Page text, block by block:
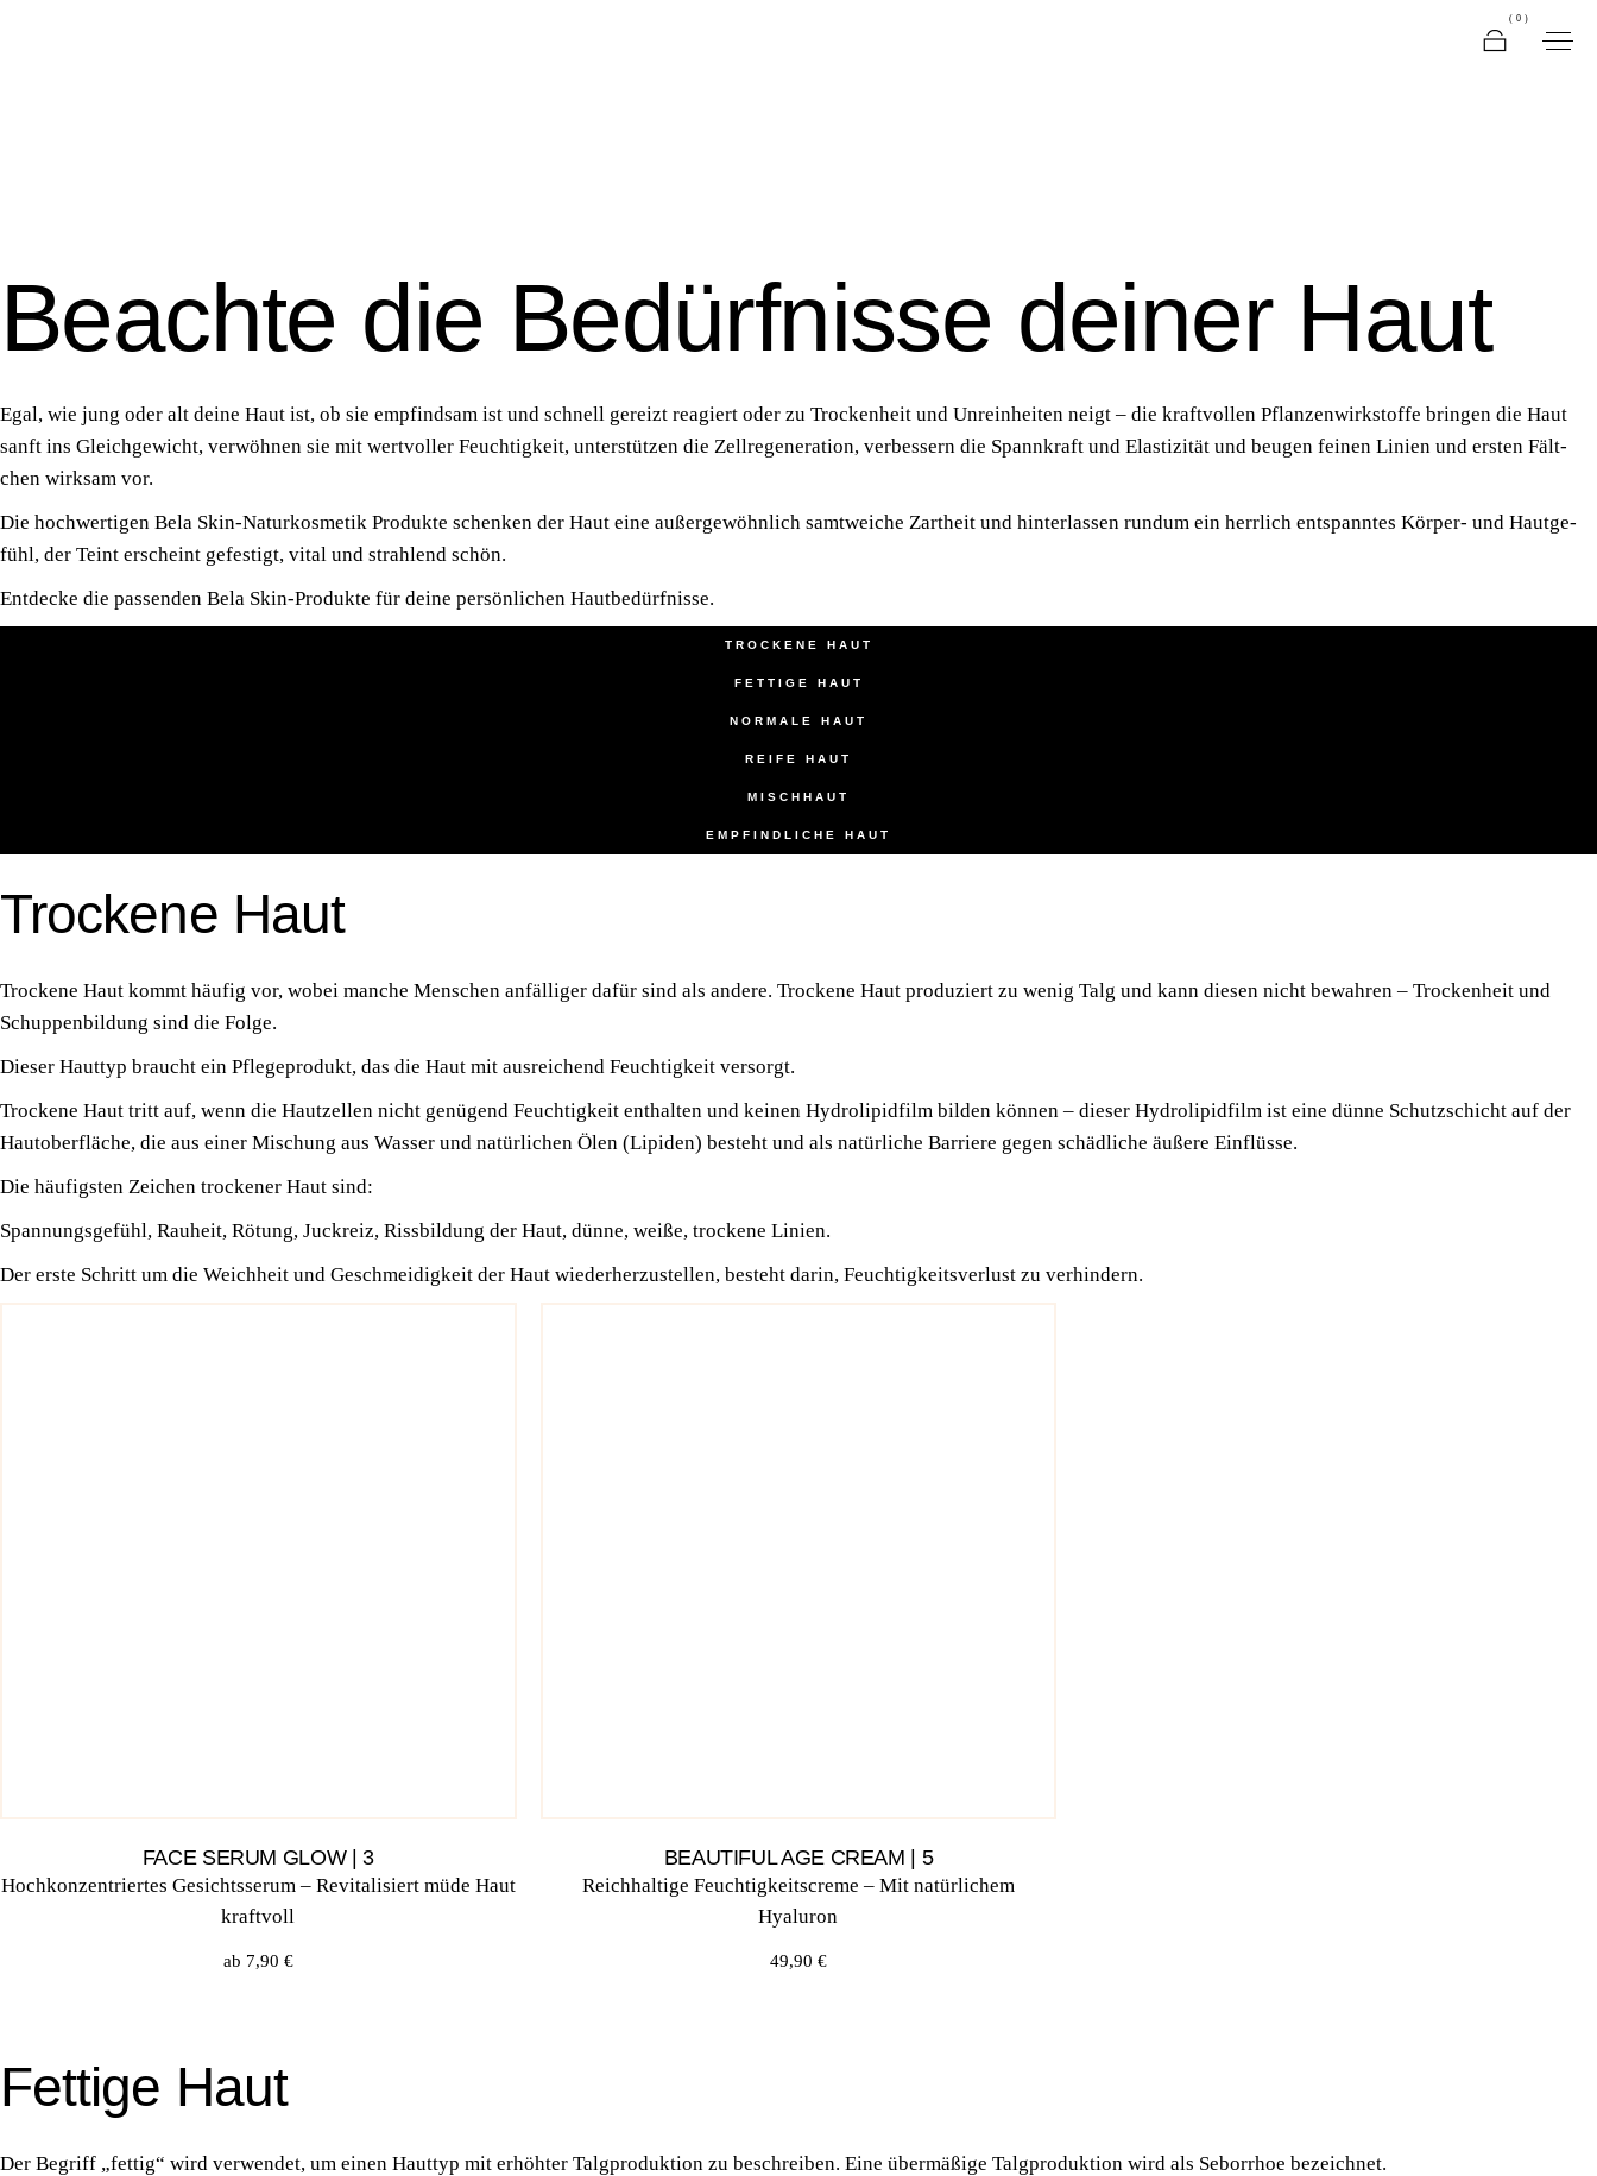
(0)
Beachte die Bedürfnisse deiner Haut
Egal, wie jung oder alt dei­ne Haut ist, ob sie emp­find­sam ist und schnell gereizt reagiert oder zu Tro­cken­heit und Unrein­hei­ten neigt – die kraft­vol­len Pflan­zen­wirk­stof­fe brin­gen die Haut
sanft ins Gleich­ge­wicht, ver­wöh­nen sie mit wert­vol­ler Feuch­tig­keit, unter­stüt­zen die Zell­re­ge­ne­ra­ti­on, ver­bes­sern die Spann­kraft und Elas­ti­zi­tät und beu­gen fei­nen Lini­en und ers­ten Fält­
chen wirk­sam vor.
Die hoch­wer­ti­gen Bela Skin-Natur­kos­me­tik Pro­duk­te schen­ken der Haut eine außer­ge­wöhn­lich samt­wei­che Zart­heit und hin­ter­las­sen rund­um ein herr­lich ent­spann­tes Kör­per- und Haut­ge­
fühl, der Teint erscheint gefes­tigt, vital und strah­lend schön.
Ent­de­cke die pas­sen­den Bela Skin-Pro­duk­te für dei­ne per­sön­li­chen Hautbedürfnisse.
TRO­CKE­NE HAUT
FET­TI­GE HAUT
NOR­MA­LE HAUT
REI­FE HAUT
MISCH­HAUT
EMP­FIND­LI­CHE HAUT
Trockene Haut
Tro­cke­ne Haut kommt häu­fig vor, wobei man­che Men­schen anfäl­li­ger dafür sind als ande­re. Tro­cke­ne Haut pro­du­ziert zu wenig Talg und kann die­sen nicht bewah­ren – Tro­cken­heit und
Schup­pen­bil­dung sind die Folge.
Die­ser Haut­typ braucht ein Pfle­ge­pro­dukt, das die Haut mit aus­rei­chend Feuch­tig­keit versorgt.
Tro­cke­ne Haut tritt auf, wenn die Haut­zel­len nicht genü­gend Feuch­tig­keit ent­hal­ten und kei­nen Hydro­li­pidfilm bil­den kön­nen – die­ser Hydro­li­pidfilm ist eine dün­ne Schutz­schicht auf der
Haut­ober­flä­che, die aus einer Mischung aus Was­ser und natür­li­chen Ölen (Lipi­den) besteht und als natür­li­che Bar­rie­re gegen schäd­li­che äuße­re Einflüsse.
Die häu­figs­ten Zei­chen tro­cke­ner Haut sind:
Span­nungs­ge­fühl, Rau­heit, Rötung, Juck­reiz, Riss­bil­dung der Haut, dün­ne, wei­ße, tro­cke­ne Linien.
Der ers­te Schritt um die Weich­heit und Geschmei­dig­keit der Haut wie­der­her­zu­stel­len, besteht dar­in, Feuch­tig­keits­ver­lust zu verhindern.
FACE SERUM GLOW | 3
Hoch­kon­zen­trier­tes Gesichts­se­rum – Revi­ta­li­siert müde Haut
kraftvoll
ab 7,90 €
BEAUTIFUL AGE CREAM | 5
Reich­hal­ti­ge Feuch­tig­keits­creme – Mit natür­li­chem
Hyaluron
49,90 €
Fettige Haut
Der Begriff „fet­tig“ wird ver­wen­det, um einen Haut­typ mit erhöh­ter Talg­pro­duk­ti­on zu beschrei­ben. Eine über­mä­ßi­ge Talg­pro­duk­ti­on wird als Sebor­rhoe bezeichnet.